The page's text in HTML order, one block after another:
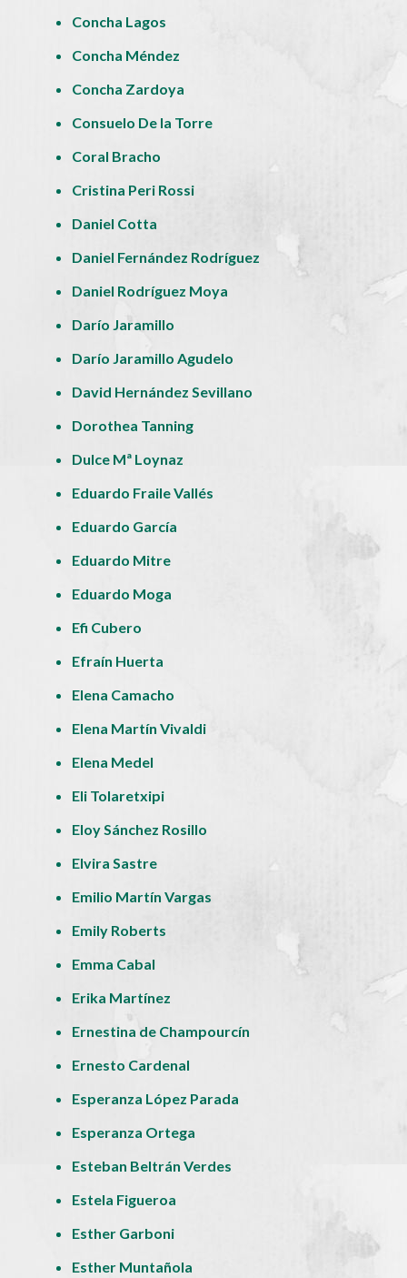
Concha Lagos
Concha Méndez
Concha Zardoya
Consuelo De la Torre
Coral Bracho
Cristina Peri Rossi
Daniel Cotta
Daniel Fernández Rodríguez
Daniel Rodríguez Moya
Darío Jaramillo
Darío Jaramillo Agudelo
David Hernández Sevillano
Dorothea Tanning
Dulce Mª Loynaz
Eduardo Fraile Vallés
Eduardo García
Eduardo Mitre
Eduardo Moga
Efi Cubero
Efraín Huerta
Elena Camacho
Elena Martín Vivaldi
Elena Medel
Eli Tolaretxipi
Eloy Sánchez Rosillo
Elvira Sastre
Emilio Martín Vargas
Emily Roberts
Emma Cabal
Erika Martínez
Ernestina de Champourcín
Ernesto Cardenal
Esperanza López Parada
Esperanza Ortega
Esteban Beltrán Verdes
Estela Figueroa
Esther Garboni
Esther Muntañola